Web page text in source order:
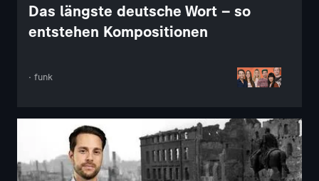
Das längste deutsche Wort – so
entstehen Kompositionen
· funk